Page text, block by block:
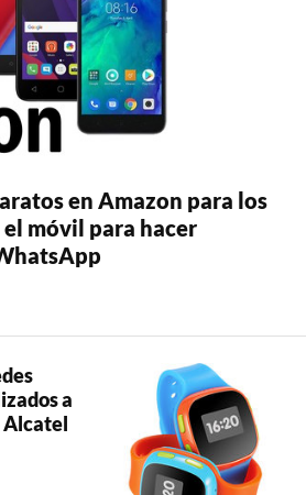
en Amazon para los
móvil para hacer
a
Alcatel